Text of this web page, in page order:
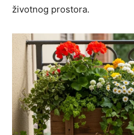
životnog prostora.